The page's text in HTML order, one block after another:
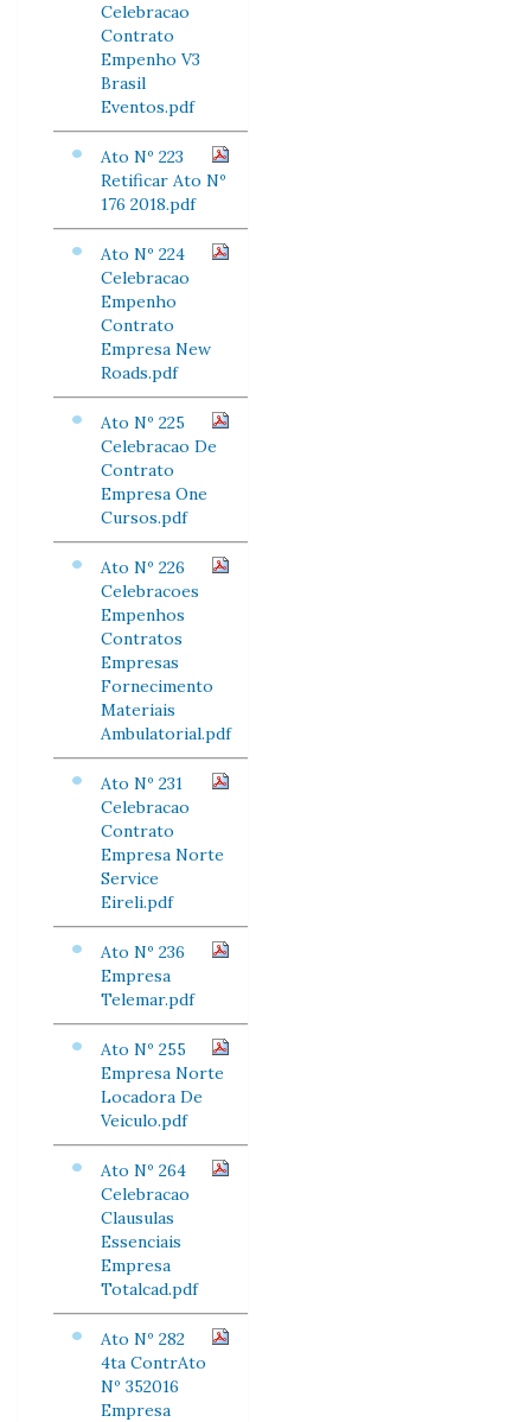
Celebracao
Contrato
Empenho V3
Brasil
Eventos.pdf
Ato Nº 223
Retificar Ato Nº
176 2018.pdf
Ato Nº 224
Celebracao
Empenho
Contrato
Empresa New
Roads.pdf
Ato Nº 225
Celebracao De
Contrato
Empresa One
Cursos.pdf
Ato Nº 226
Celebracoes
Empenhos
Contratos
Empresas
Fornecimento
Materiais
Ambulatorial.pdf
Ato Nº 231
Celebracao
Contrato
Empresa Norte
Service
Eireli.pdf
Ato Nº 236
Empresa
Telemar.pdf
Ato Nº 255
Empresa Norte
Locadora De
Veiculo.pdf
Ato Nº 264
Celebracao
Clausulas
Essenciais
Empresa
Totalcad.pdf
Ato Nº 282
4ta ContrAto
Nº 352016
Empresa